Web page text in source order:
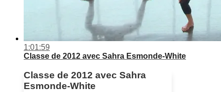
1:01:59
Classe de 2012 avec Sahra Esmonde-White
Classe de 2012 avec Sahra
Esmonde-White